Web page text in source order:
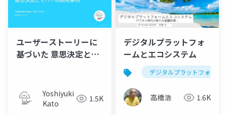
ユーザーストーリーに
基づいた 意思決定とモ
Yoshiyuki
Kato
1.5K
デジタルプラットフォ
ームとエコシステム
デジタルプラットフォーム
高橋浩 1.6K